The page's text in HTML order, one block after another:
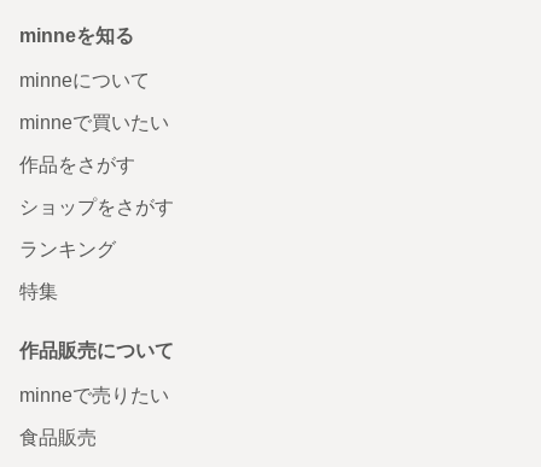
minneを知る
minneについて
minneで買いたい
作品をさがす
ショップをさがす
ランキング
特集
作品販売について
minneで売りたい
食品販売